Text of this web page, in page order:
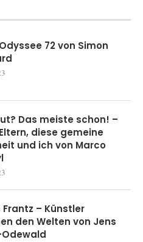
72 von Simon
Das meiste schon! –
diese gemeine
und ich von Marco
– Künstler
den Welten von Jens